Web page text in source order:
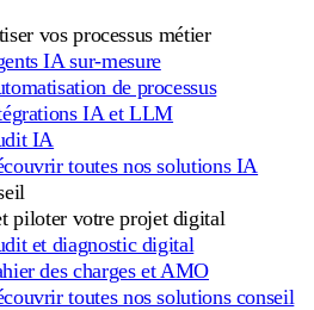
vos processus métier
IA sur-mesure
de processus
IA et LLM
IA
toutes nos solutions IA
piloter votre projet digital
et diagnostic digital
des charges et AMO
toutes nos solutions conseil